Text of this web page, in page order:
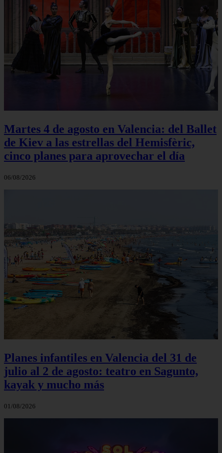
Martes 4 de agosto en Valencia: del Ballet
de Kiev a las estrellas del Hemisfèric,
cinco planes para aprovechar el día
06/08/2026
Planes infantiles en Valencia del 31 de
julio al 2 de agosto: teatro en Sagunto,
kayak y mucho más
01/08/2026